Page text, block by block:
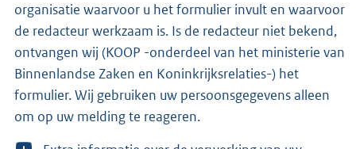
organisatie waarvoor u het formulier invult en waarvoor
de redacteur werkzaam is. Is de redacteur niet bekend,
ontvangen wij (KOOP -onderdeel van het ministerie van
Binnenlandse Zaken en Koninkrijksrelaties-) het
formulier. Wij gebruiken uw persoonsgegevens alleen
om op uw melding te reageren.